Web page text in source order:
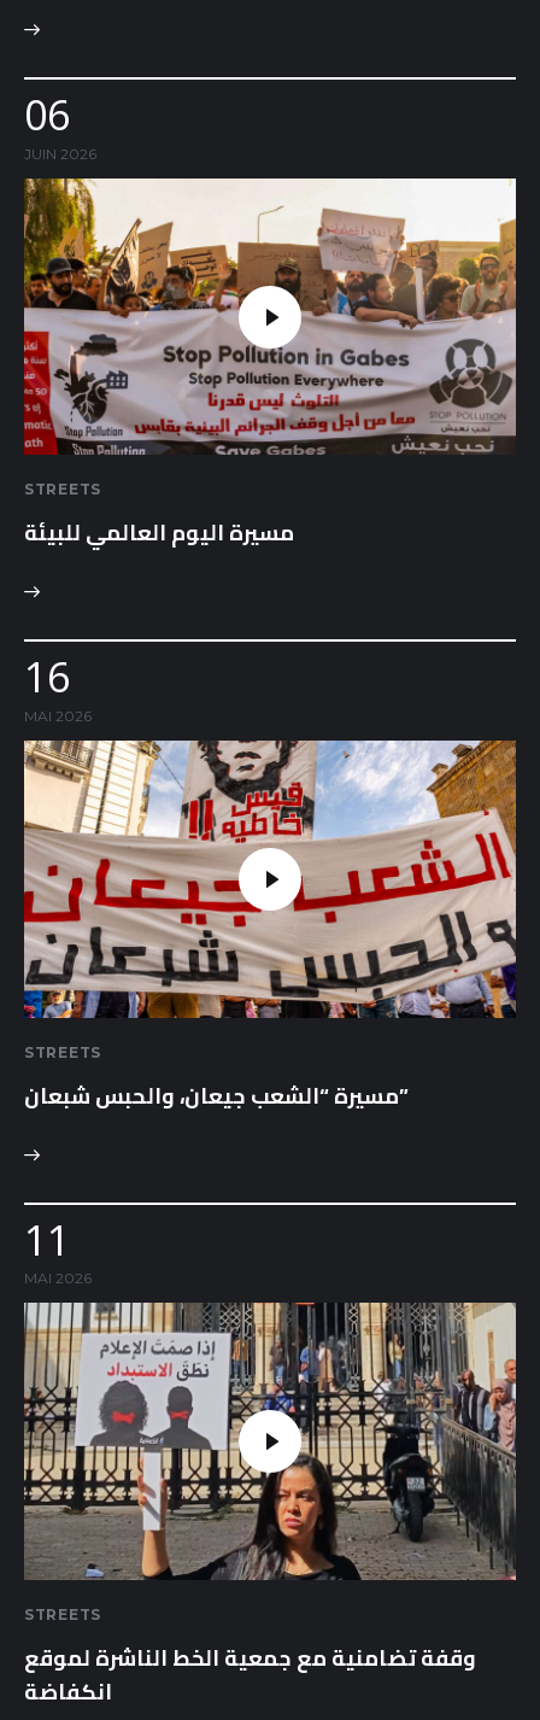
06
JUIN 2026
STREETS
مسيرة اليوم العالمي للبيئة
16
MAI 2026
STREETS
مسيرة “الشعب جيعان، والحبس شبعان”
11
MAI 2026
STREETS
وقفة تضامنية مع جمعية الخط الناشرة لموقع
انكفاضة